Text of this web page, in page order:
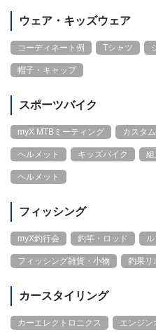
ウェア・キッズウェア
コーディネート例 Tシャツ
帽子・キャップ
スポーツバイク
myX MTBミーティング カスタ
ヘルメット キッズバイク 組
ヘルメット
フィッシング
myX釣行会 釣竿・ロッド
フィッシング雑貨・小物 釣果リ
カースタイリング
カーエレクトロニクス エンジン